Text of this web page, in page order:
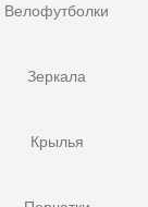
Велофутболки
Зеркала
Крылья